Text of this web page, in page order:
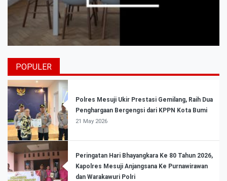
POPULER
Polres Mesuji Ukir Prestasi Gemilang, Raih Dua
Penghargaan Bergengsi dari KPPN Kota Bumi
21 May 2026
Peringatan Hari Bhayangkara Ke 80 Tahun 2026,
Kapolres Mesuji Anjangsana Ke Purnawirawan
dan Warakawuri Polri